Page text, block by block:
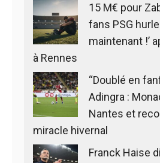
15 M€ pour
fans PSG
maintenant !’
à Rennes
“Doublé en
Adingra :
Nantes et
miracle hivernal
Franck Haise